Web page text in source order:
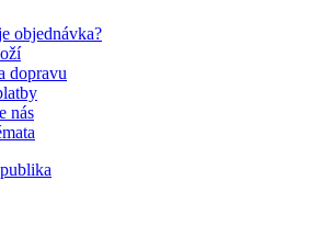
objednávka?
dopravu
nás